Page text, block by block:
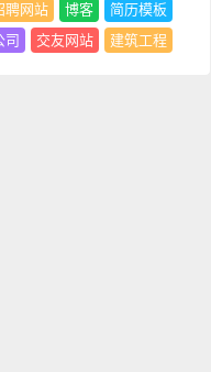
聘网站 博客
简历模板
司 交友网站 建筑工程